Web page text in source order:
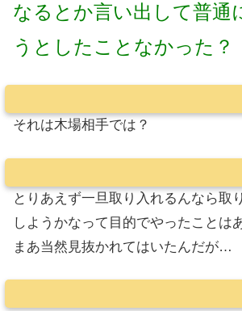
なるとか言い出して普通
うとしたことなかった？
それは木場相手では？
とりあえず一旦取り入れるんなら取
しようかなって目的でやったことは
まあ当然見抜かれてはいたんだが…